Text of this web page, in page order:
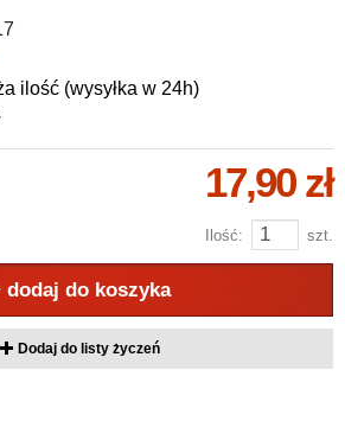
ilość (wysyłka w 24h)
17,90 zł
Ilość: szt.
dodaj do koszyka
Dodaj do listy życzeń